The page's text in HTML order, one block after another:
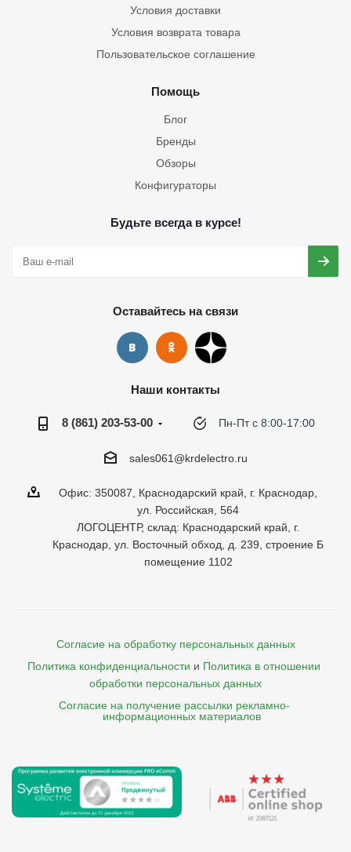
Условия доставки
Условия возврата товара
Пользовательское соглашение
Помощь
Блог
Бренды
Обзоры
Конфигураторы
Будьте всегда в курсе!
Оставайтесь на связи
Наши контакты
8 (861) 203-53-00 Пн-Пт с 8:00-17:00
sales061@krdelectro.ru
Офис: 350087, Краснодарский край, г. Краснодар,
ул. Российская, 564
ЛОГОЦЕНТР, склад: Краснодарский край, г.
Краснодар, ул. Восточный обход, д. 239, строение Б
помещение 1102
Согласие на обработку персональных данных
Политика конфиденциальности и Политика в отношении
обработки персональных данных
Согласие на получение рассылки рекламно-
    информационных материалов